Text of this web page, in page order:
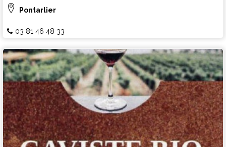
Pontarlier
03 81 46 48 33